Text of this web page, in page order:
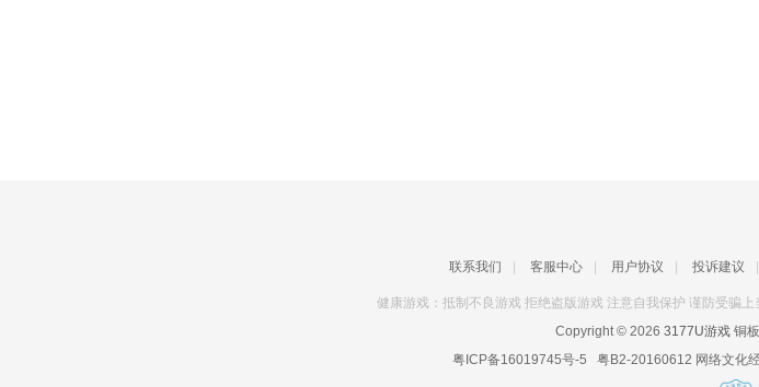
联系我们 客服中心 用户协议 投诉建议
健康游戏：抵制不良游戏 拒绝盗版游戏 注意自我保护 谨防受骗
Copyright © 2026 3177U游戏铜板
粤ICP备16019745号-5 粤B2-20160612 网络文化